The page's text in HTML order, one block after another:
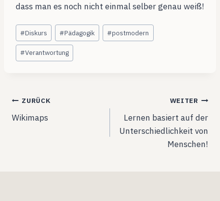
dass man es noch nicht einmal selber genau weiß!
Schlagworte:
#Diskurs #Pädagogik #postmodern
#Verantwortung
Beitragsnavigation
ZURÜCK
Wikimaps
WEITER
Lernen basiert auf der
Unterschiedlichkeit von
Menschen!